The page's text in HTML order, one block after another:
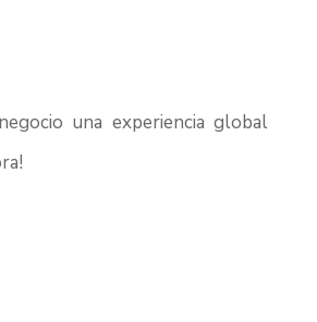
una experiencia global